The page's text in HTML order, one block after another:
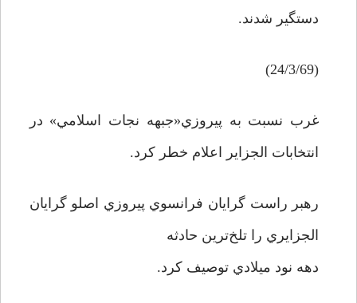
دستگير شدند.
(24/3/69)
غرب نسبت به پيروزي«جبهه نجات اسلامي» در
انتخابات الجزاير اعلام خطر کرد.
رهبر راست گرايان فرانسوي پيروزي اصلو گرايان
الجزايري را تلخ‌ترين حادثه
دهه نود ميلادي توصيف کرد.